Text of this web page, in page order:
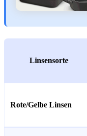
Linsensorte
Rote/Gelbe Linsen